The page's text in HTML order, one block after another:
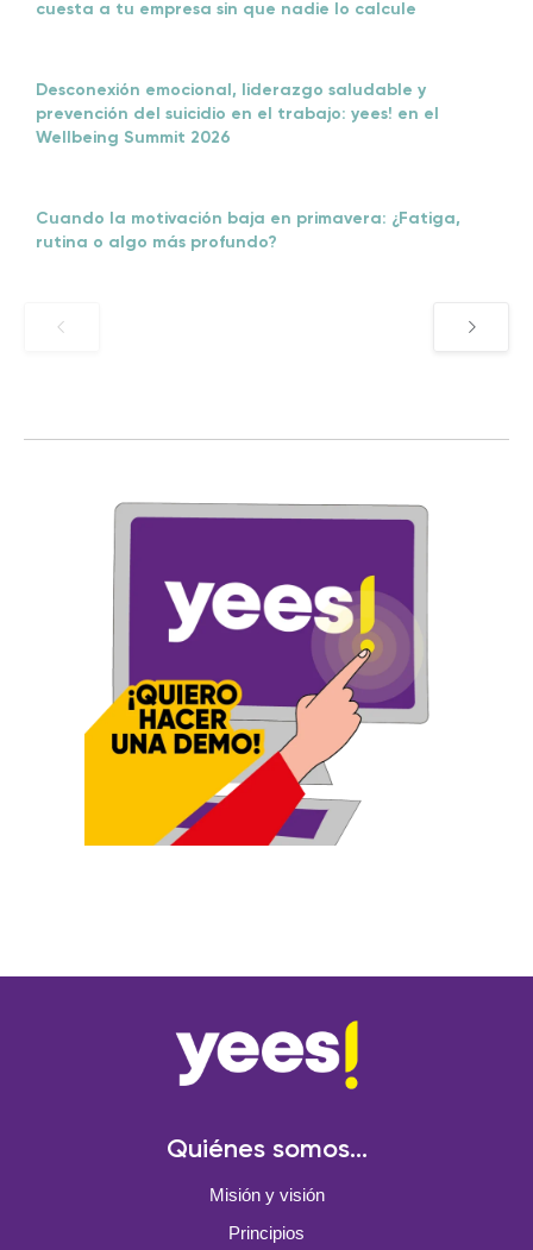
cuesta a tu empresa sin que nadie lo calcule
Desconexión emocional, liderazgo saludable y
prevención del suicidio en el trabajo: yees! en el
Wellbeing Summit 2026
Cuando la motivación baja en primavera: ¿Fatiga,
rutina o algo más profundo?
Quiénes somos...
Misión y visión
Principios